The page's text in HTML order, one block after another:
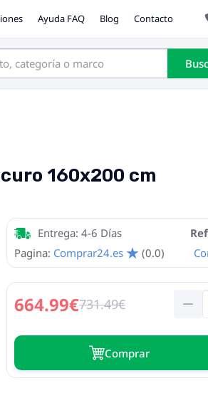
Ayuda FAQ Blog Contacto
160x200 cm
Entrega: 4-6 Días
Pagina: Comprar24.es (0.0)
664.99€731.49€
Сomprar